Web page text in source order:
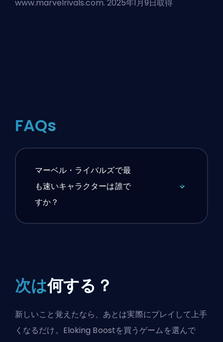
www.marvelrivals.com. 2025年1月9日取得
FAQs
マーベル・ライバルズで最
も速いキャラクターは誰で
すか？
次は何する？
新しいこと覚えたなら、あとは実際にプレイして上手
くなるだけ。Eloking Boostを買うゲームを選んで